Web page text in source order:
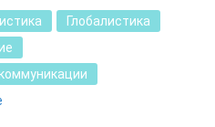
Глобалистика